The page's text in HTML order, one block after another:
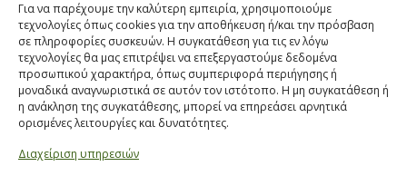
Για να παρέχουμε την καλύτερη εμπειρία, χρησιμοποιούμε
τεχνολογίες όπως cookies για την αποθήκευση ή/και την πρόσβαση
σε πληροφορίες συσκευών. Η συγκατάθεση για τις εν λόγω
τεχνολογίες θα μας επιτρέψει να επεξεργαστούμε δεδομένα
προσωπικού χαρακτήρα, όπως συμπεριφορά περιήγησης ή
μοναδικά αναγνωριστικά σε αυτόν τον ιστότοπο. Η μη συγκατάθεση ή
η ανάκληση της συγκατάθεσης, μπορεί να επηρεάσει αρνητικά
ορισμένες λειτουργίες και δυνατότητες.
Διαχείριση υπηρεσιών
Τηλ:231 030 9709,231 035 1630
Email:info@ecobuildings.gr
Email:eshop@ecobuildings.gr
ΟΡΟΙ ΧΡΗΣΗΣ
ΠΟΛΙΤΙΚΗ ΑΠΟΡΡΗΤΟΥ
ΒΡΕΙΤΕ ΜΑΣ ΣΤΟ ΧΑΡΤΗ